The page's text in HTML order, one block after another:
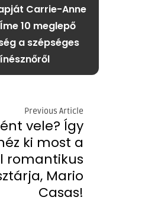
Carrie-Anne
10 meglepő
a szépséges
Previous Article
vele? Így
ki most a
romantikus
Mario
Casas!